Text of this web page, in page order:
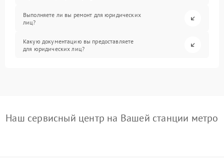
Выполняете ли вы ремонт для юридических
лиц?
Какую документацию вы предоставляете
для юридических лиц?
Наш сервисный центр на Вашей станции метро